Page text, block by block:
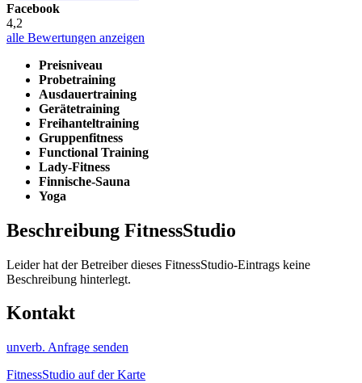
Facebook
4,2
alle Bewertungen anzeigen
Preisniveau
Probetraining
Ausdauertraining
Gerätetraining
Freihanteltraining
Gruppenfitness
Functional Training
Lady-Fitness
Finnische-Sauna
Yoga
Beschreibung FitnessStudio
Leider hat der Betreiber dieses FitnessStudio-Eintrags keine
Beschreibung hinterlegt.
Kontakt
unverb. Anfrage senden
FitnessStudio auf der Karte